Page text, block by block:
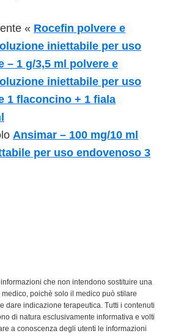
« Rocefin polvere e
iniettabile per uso
– 1 g/3,5 ml polvere e
iniettabile per uso
1 flaconcino + 1 fiala
Ansimar – 100 mg/10 ml
per uso endovenoso 3
che non intendono sostituire una
poichè solo il medico può stilare
dare indicazione terapeutica. Tutti i contenuti
di natura esclusivamente informativa e volti
a conoscenza degli utenti le informazioni